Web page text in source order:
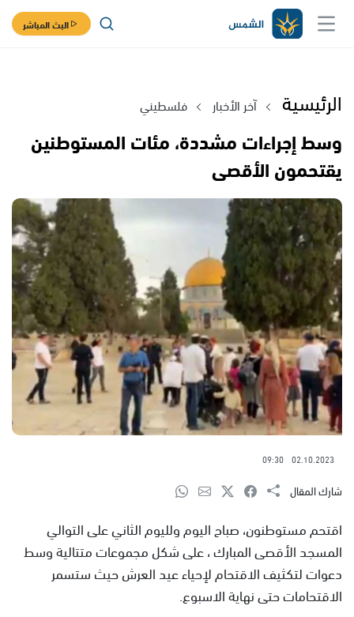
البث المباشر
الرئيسية آخر الأخبار فلسطيني
وسط إجراءات مشددة، مئات المستوطنين
يقتحمون الأقصى
02.10.2023
09:30
شارك المقال
اقتحم مستوطنون، صباح اليوم ولليوم الثاني على التوالي
المسجد الأقصى المبارك ، على شكل مجموعات متتالية وسط
دعوات لتكثيف الاقتحام لإحياء عيد العرش حيث ستسمر
الاقتحامات حتى نهاية الاسبوع.